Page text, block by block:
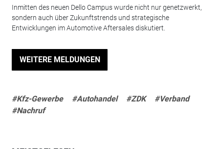
Inmitten des neuen Dello Campus wurde nicht nur genetzwerkt,
sondern auch über Zukunftstrends und strategische
Entwicklungen im Automotive Aftersales diskutiert.
WEITERE MELDUNGEN
#Kfz-Gewerbe #Autohandel #ZDK
#Verband
#Nachruf